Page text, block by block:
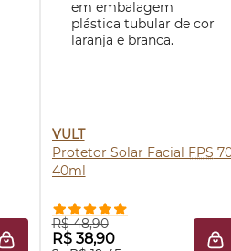
ADICIONAR À SACOLA
VULT
Protetor Solar Facial FPS
40ml
R$ 48,90
R$ 38,90
COMPRE AGORA ❯